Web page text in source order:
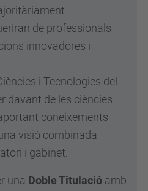
de professionals
innovadores i
i Tecnologies del
davant de les ciències
coneixements
visió combinada
i gabinet.
una Doble Titulació amb